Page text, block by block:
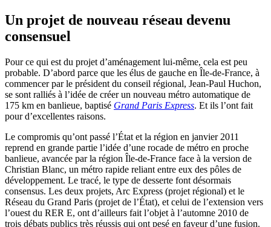
Un projet de nouveau réseau devenu
consensuel
Pour ce qui est du projet d’aménagement lui-même, cela est peu
probable. D’abord parce que les élus de gauche en Île-de-France, à
commencer par le président du conseil régional, Jean-Paul Huchon,
se sont ralliés à l’idée de créer un nouveau métro automatique de
175 km en banlieue, baptisé Grand Paris Express. Et ils l’ont fait
pour d’excellentes raisons.
Le compromis qu’ont passé l’État et la région en janvier 2011
reprend en grande partie l’idée d’une rocade de métro en proche
banlieue, avancée par la région Île-de-France face à la version de
Christian Blanc, un métro rapide reliant entre eux des pôles de
développement. Le tracé, le type de desserte font désormais
consensus. Les deux projets, Arc Express (projet régional) et le
Réseau du Grand Paris (projet de l’État), et celui de l’extension vers
l’ouest du RER E, ont d’ailleurs fait l’objet à l’automne 2010 de
trois débats publics très réussis qui ont pesé en faveur d’une fusion.